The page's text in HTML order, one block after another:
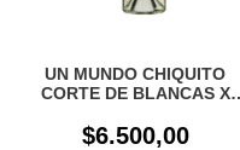
UN MUNDO CHIQUITO
CORTE DE BLANCAS X
$6.500,00